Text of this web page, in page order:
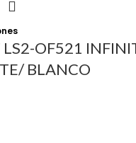
LS2-OF521
BLANCO